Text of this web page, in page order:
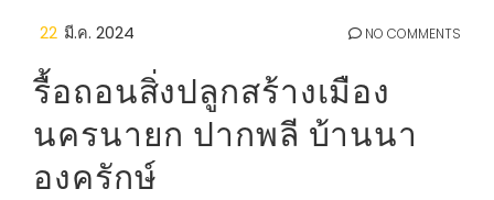
22 มี.ค. 2024 NO COMMENTS
รื้อถอนสิ่งปลูกสร้างเมือง
นครนายก ปากพลี บ้านนา
องครักษ์